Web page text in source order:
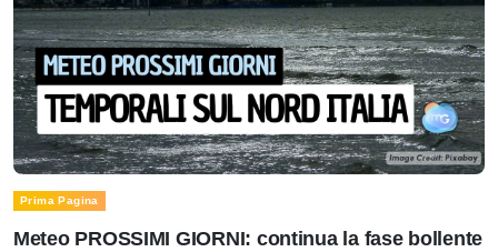
Prima Pagina
Meteo PROSSIMI GIORNI: continua la fase bollente